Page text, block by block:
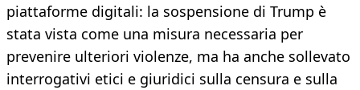
piattaforme digitali: la sospensione di Trump è
stata vista come una misura necessaria per
prevenire ulteriori violenze, ma ha anche sollevato
interrogativi etici e giuridici sulla censura e sulla